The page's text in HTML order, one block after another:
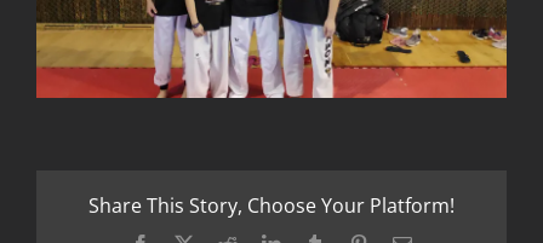
Share This Story, Choose Your Platform!